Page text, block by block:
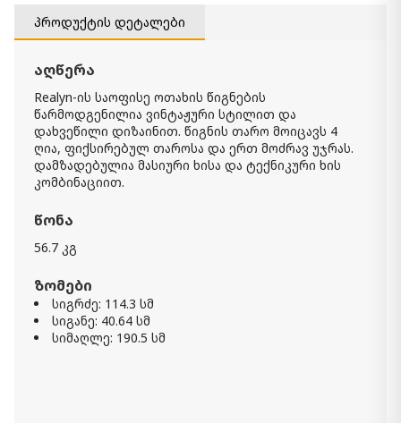
პროდუქტის დეტალები
აღწერა
Realyn-ის საოფისე ოთახის წიგნების
წარმოდგენილია ვინტაჟური სტილით და
დახვეწილი დიზაინით. წიგნის თარო მოიცავს 4
ღია, ფიქსირებულ თაროსა და ერთ მოძრავ უჯრას.
დამზადებულია მასიური ხისა და ტექნიკური ხის
კომბინაციით.
წონა
56.7 კგ
ზომები
სიგრძე: 114.3 სმ
სიგანე: 40.64 სმ
სიმაღლე: 190.5 სმ